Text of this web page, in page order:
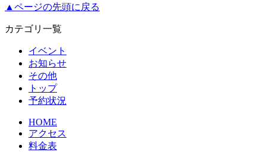
▲ページの先頭に戻る
カテゴリ一覧
イベント
お知らせ
その他
トップ
予約状況
HOME
アクセス
料金表